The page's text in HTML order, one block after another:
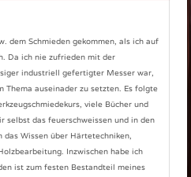
dem Schmieden gekommen, als ich auf
Da ich nie zufrieden mit der
industriell gefertigter Messer war,
Thema auseinader zu setzten. Es folgte
viele Bücher und
selbst das feuerschweissen und in den
Wissen über Härtetechniken,
Inzwischen habe ich
ist zum festen Bestandteil meines